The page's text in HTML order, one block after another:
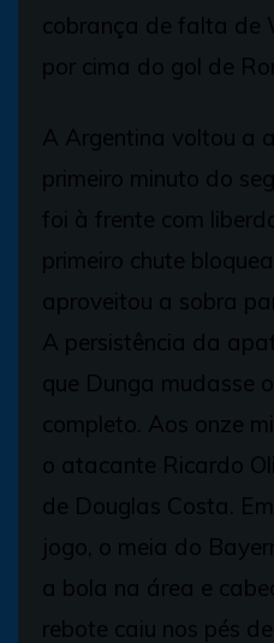
cobrança de falta de
por cima do gol de
A Argentina voltou a
primeiro minuto do
foi à frente com
primeiro chute
aproveitou a sobra
A persistência da
que Dunga mudasse
completo. Aos onze
o atacante Ricardo
de Douglas Costa.
jogo, o meia do
a bola na área e
rebote caiu nos pés